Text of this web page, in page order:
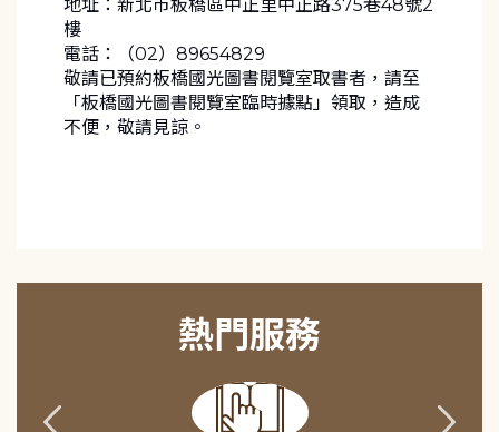
地址：新北市板橋區中正里中正路375巷48號2
樓
電話：（02）89654829
敬請已預約板橋國光圖書閱覽室取書者，請至
「板橋國光圖書閱覽室臨時據點」領取，造成
不便，敬請見諒。
熱門服務